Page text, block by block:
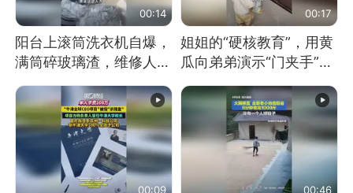
00:14
阳台上滚筒洗衣机自爆，
满筒碎玻璃渣，维修人员
洗衣机自爆
00:17
姐姐的“硬核教育”，用黄
瓜向弟弟演示“门夹手”，
教！
00:09 00:46